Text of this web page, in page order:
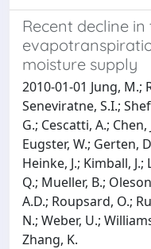
Recent decline
moisture supply
2010-01-01 Jung, M.;
Seneviratne, S.I.;
G.; Cescatti, A.; Chen,
Eugster, W.; Gerten,
Heinke, J.; Kimball,
Q.; Mueller, B.;
A.D.; Roupsard, O.;
N.; Weber, U.;
Zhang, K.